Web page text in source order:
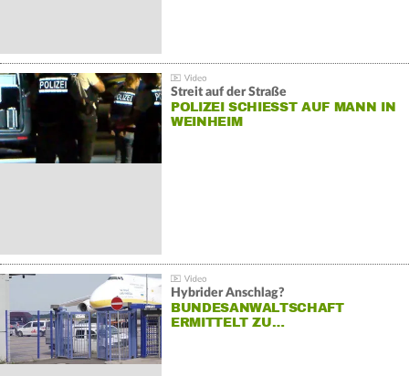
Streit auf der Straße
POLIZEI SCHIESST AUF MANN IN W
EINHEIM
Hybrider Anschlag?
BUNDESANWALTSCHAFT
ERMITTELT ZU…